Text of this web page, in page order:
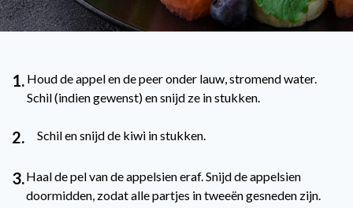
1. Houd de appel en de peer onder lauw, stromend water.
Schil (indien gewenst) en snijd ze in stukken.
2. Schil en snijd de kiwi in stukken.
3.Haal de pel van de appelsien eraf. Snijd de appelsien
doormidden, zodat alle partjes in tweeën gesneden zijn.